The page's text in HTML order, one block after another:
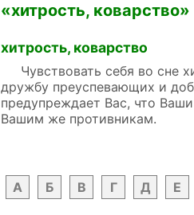
«хитрость,
хитрость, коварство
Чувствовать себя во сне
дружбу преуспевающих и
предупреждает Вас, что
Вашим же противникам.
А
Б В Г Д Е